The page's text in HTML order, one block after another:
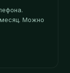
Можно